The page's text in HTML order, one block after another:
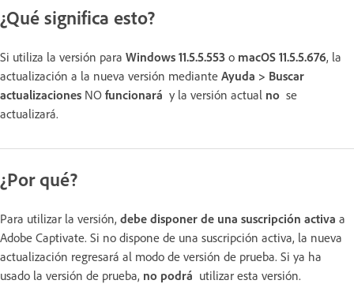
¿Qué significa esto?
Si utiliza la versión para Windows 11.5.5.553 o macOS 11.5.5.676, la
actualización a la nueva versión mediante Ayuda > Buscar
actualizaciones NO funcionará y la versión actual no se
actualizará.
¿Por qué?
Para utilizar la versión, debe disponer de una suscripción activa a
Adobe Captivate. Si no dispone de una suscripción activa, la nueva
actualización regresará al modo de versión de prueba. Si ya ha
usado la versión de prueba, no podrá utilizar esta versión.